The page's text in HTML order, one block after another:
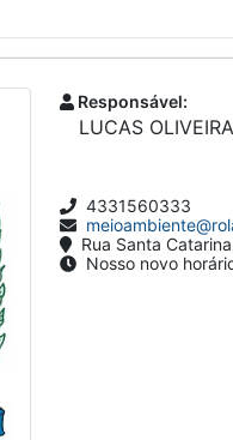
Responsável:
LUCAS
4331560333
Rua Santa
Nosso novo